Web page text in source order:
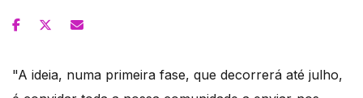
"A ideia, numa primeira fase, que decorrerá até julho,